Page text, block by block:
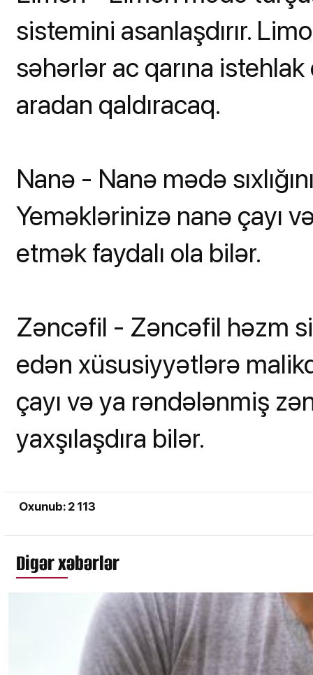
sistemini asanlaşdırır.
səhərlər ac qarına
aradan qaldıracaq.
Nanə - Nanə mədə
Yeməklərinizə nanə çayı
etmək faydalı ola bilər.
Zəncəfil - Zəncəfil həzm
edən xüsusiyyətlərə
çayı və ya rəndələnmiş
yaxşılaşdıra bilər.
Oxunub: 2 113
Digər xəbərlər